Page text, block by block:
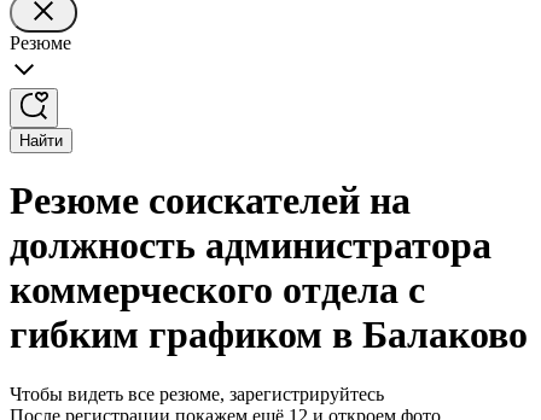
Резюме
Найти
Резюме соискателей на
должность администратора
коммерческого отдела с
гибким графиком в Балаково
Чтобы видеть все резюме, зарегистрируйтесь
После регистрации покажем ещё 12 и откроем фото